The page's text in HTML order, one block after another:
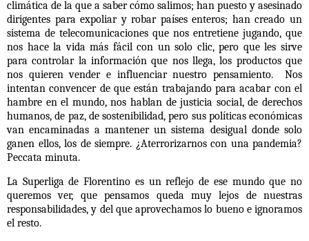
climática de la que a saber cómo salimos; han puesto y asesinado
dirigentes para expoliar y robar países enteros; han creado un
sistema de telecomunicaciones que nos entretiene jugando, que
nos hace la vida más fácil con un solo clic, pero que les sirve
para controlar la información que nos llega, los productos que
nos quieren vender e influenciar nuestro pensamiento.
Nos
intentan convencer de que están trabajando para acabar con el
hambre en el mundo, nos hablan de justicia social, de derechos
humanos, de paz, de sostenibilidad, pero sus políticas económicas
van encaminadas a mantener un sistema desigual donde solo
ganen ellos, los de siempre. ¿Aterrorizarnos con una pandemia?
Peccata minuta.
La Superliga de Florentino es un reflejo de ese mundo que no
queremos ver, que pensamos queda muy lejos de nuestras
responsabilidades, y del que aprovechamos lo bueno e ignoramos
el resto.